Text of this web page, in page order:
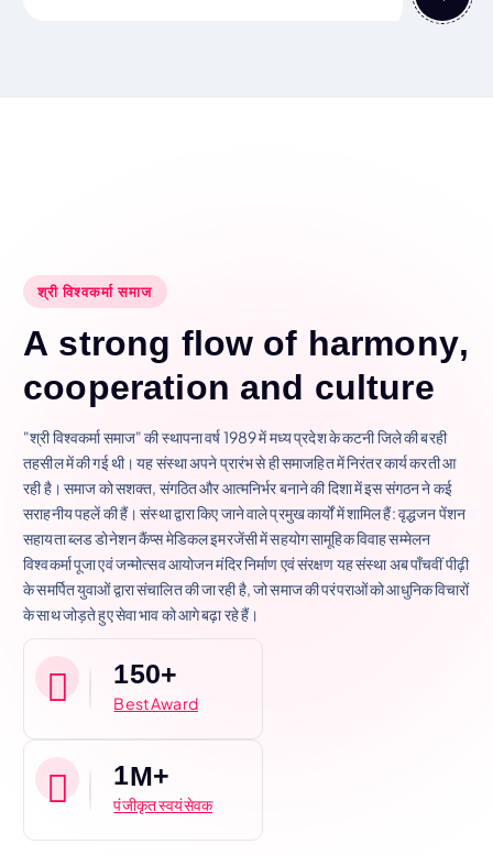
श्री विश्वकर्मा समाज
A strong flow of harmony,
cooperation and culture
"श्री विश्वकर्मा समाज" की स्थापना वर्ष 1989 में मध्य प्रदेश के कटनी जिले की बरही
तहसील में की गई थी। यह संस्था अपने प्रारंभ से ही समाजहित में निरंतर कार्य करती आ
रही है। समाज को सशक्त, संगठित और आत्मनिर्भर बनाने की दिशा में इस संगठन ने कई
सराहनीय पहलें की हैं। संस्था द्वारा किए जाने वाले प्रमुख कार्यों में शामिल हैं: वृद्धजन पेंशन
सहायता ब्लड डोनेशन कैंप्स मेडिकल इमरजेंसी में सहयोग सामूहिक विवाह सम्मेलन
विश्वकर्मा पूजा एवं जन्मोत्सव आयोजन मंदिर निर्माण एवं संरक्षण यह संस्था अब पाँचवीं पीढ़ी
के समर्पित युवाओं द्वारा संचालित की जा रही है, जो समाज की परंपराओं को आधुनिक विचारों
के साथ जोड़ते हुए सेवा भाव को आगे बढ़ा रहे हैं।
150+
Best Award
1M+
पंजीकृत स्वयंसेवक